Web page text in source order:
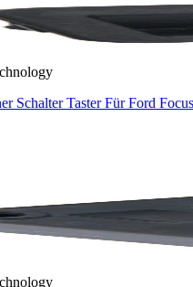
Schalter Taster Für Ford